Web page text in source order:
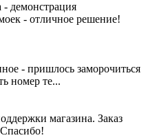
- демонстрация
- отличное решение!
- пришлось заморочиться
номер те...
магазина. Заказ